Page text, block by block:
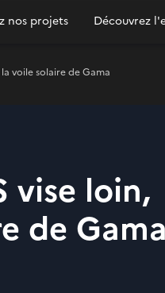
nos projets Découvrez
voile solaire de Gama
vise loin,
de Gama